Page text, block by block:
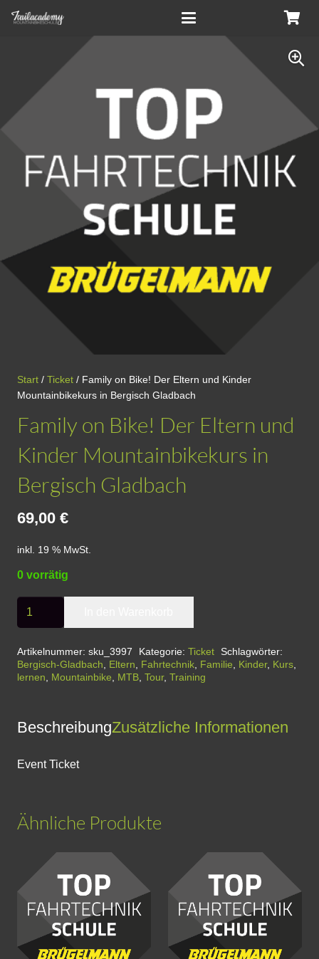
Start / Ticket / Family on Bike! Der Eltern und Kinder
Mountainbikekurs in Bergisch Gladbach
Family on Bike! Der Eltern und
Kinder Mountainbikekurs in
Bergisch Gladbach
69,00 €
inkl. 19 % MwSt.
0 vorrätig
Family
on
Bike!
Der
Kinder
in
Menge
Artikelnummer: sku_3997 Kategorie: Ticket
Schlagwörter:
Bergisch-Gladbach, Eltern, Fahrtechnik, Familie, Kinder, Kurs,
lernen, Mountainbike, MTB, Tour, Training
BeschreibungZusätzliche Informationen
Event Ticket
Ähnliche Produkte